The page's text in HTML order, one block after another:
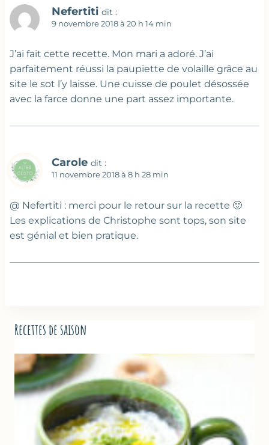
Nefertiti dit :
9 novembre 2018 à 20 h 14 min
J’ai fait cette recette. Mon mari a adoré. J’ai
parfaitement réussi la paupiette de volaille grâce au
site le sot l’y laisse. Une cuisse de poulet désossée
avec la farce donne une part assez importante.
Carole dit :
11 novembre 2018 à 8 h 28 min
@ Nefertiti : merci pour le retour sur la recette 🙂
Les explications de Christophe sont tops, son site
est génial et bien pratique.
Recettes de saison